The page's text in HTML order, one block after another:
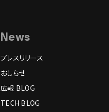
News
プレスリリース
おしらせ
広報 BLOG
TECH BLOG